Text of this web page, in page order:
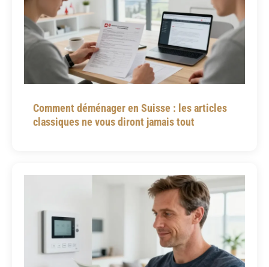
Comment déménager en Suisse : les articles
classiques ne vous diront jamais tout